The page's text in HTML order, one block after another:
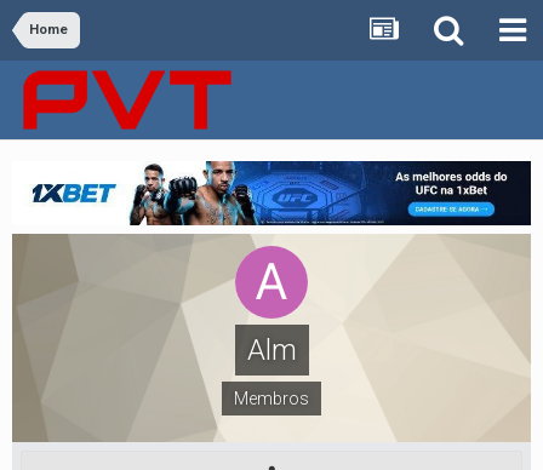
Home
Alm
Membros